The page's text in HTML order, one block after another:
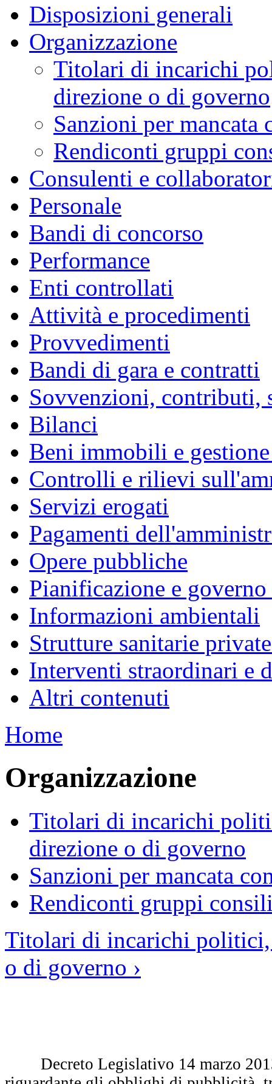
Disposizioni generali
Organizzazione
Titolari di incarichi
direzione o di governo
Sanzioni per mancata
Rendiconti gruppi
Consulenti e
Personale
Bandi di concorso
Performance
Enti controllati
Attività e procedimenti
Provvedimenti
Bandi di gara e contratti
Sovvenzioni, contributi,
Bilanci
Beni immobili e
Controlli e rilievi
Servizi erogati
Pagamenti
Opere pubbliche
Pianificazione e
Informazioni ambientali
Strutture sanitarie
Interventi straordinari e
Altri contenuti
Home
Organizzazione
Titolari di incarichi
direzione o di governo
Sanzioni per mancata
Rendiconti gruppi
Titolari di incarichi
o di governo ›
Decreto Legislativo 14 marzo